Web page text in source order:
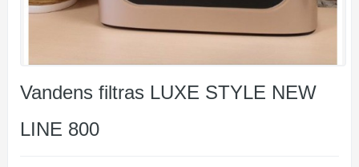
Vandens filtras LUXE STYLE NEW
LINE 800